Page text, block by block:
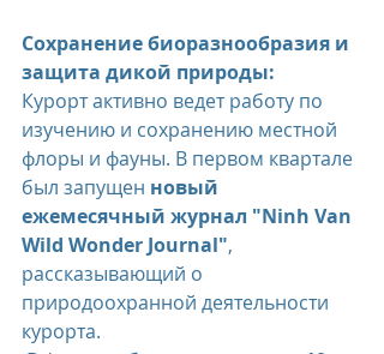
Сохранение биоразнообразия и
защита дикой природы:
Курорт активно ведет работу по
изучению и сохранению местной
флоры и фауны. В первом квартале
был запущен новый
ежемесячный журнал "Ninh Van
Wild Wonder Journal",
рассказывающий о
природоохранной деятельности
курорта.